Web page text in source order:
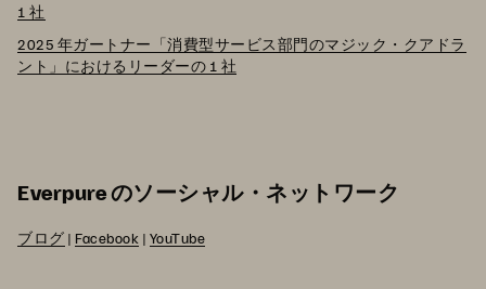
1 社
2025 年ガートナー「消費型サービス部門のマジック・クアドラ
ント」におけるリーダーの 1 社
Everpure のソーシャル・ネットワーク
ブログ | Facebook | YouTube